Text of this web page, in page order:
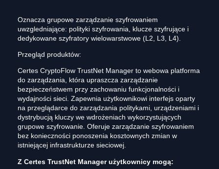
Oznacza grupowe zarządzanie szyfrowaniem
uwzgledniające: polityki szyfrowania, klucze szyfrujące i
dedykowane szyfratory wielowarstwowe (L2, L3, L4).
Przegląd produktów:
Certes CryptoFlow TrustNet Manager to webowa platforma
do zarządzania, która upraszcza zarządzanie
bezpieczeństwem przy zachowaniu funkcjonalności i
wydajności sieci. Zapewnia użytkownikowi interfejs oparty
na przeglądarce do zarządzania politykami, urządzeniami i
dystrybucją kluczy we wdrożeniach wykorzystujących
grupowe szyfrowanie. Oferuje zarządzanie szyfrowaniem
bez konieczności ponoszenia kosztownych zmian w
istniejącej infrastrukturze sieciowej.
Z Certes TrustNet Manager użytkownicy mogą: